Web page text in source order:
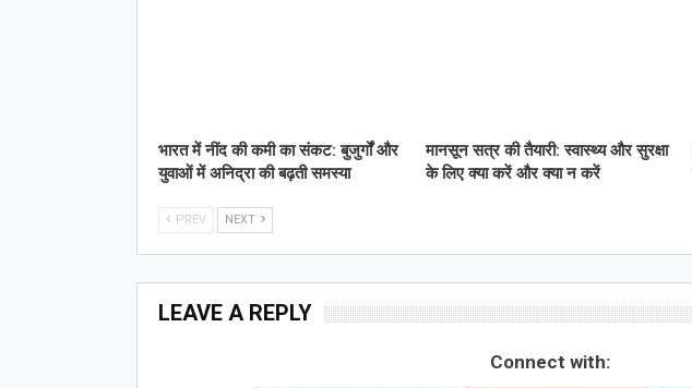
भारत में नींद की कमी का संकट: बुजुर्गों और
युवाओं में अनिद्रा की बढ़ती समस्या
मानसून सत्र की तैयारी: स्वास्थ्य और सुरक्षा
के लिए क्या करें और क्या न करें
PREV NEXT
LEAVE A REPLY
Connect with: